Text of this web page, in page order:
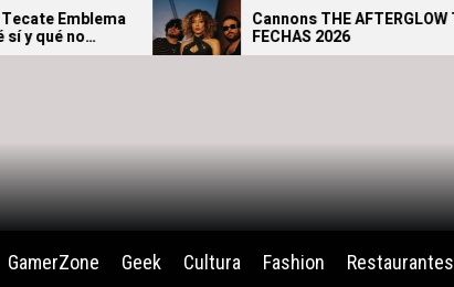
Cannons THE AFTERGLOW TOUR –
FECHAS 2026
GamerZone Geek Cultura Fashion Restaurantes